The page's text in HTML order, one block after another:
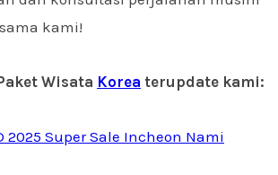
kami!
Wisata Korea terupdate kami:
2025 Super Sale Incheon Nami